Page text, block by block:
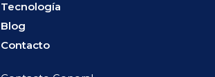
Tecnología
Blog
Contacto